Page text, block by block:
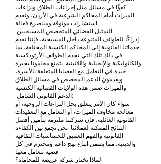
كفؤًا في مسائل مثل إجراءات الطلاق ونزاعات
الميراث أمام المحاكم الشرعية في الأردن، ونقدم
استشارات موثوقة ومناصرة فعالة
:التمثيل القضائي المتخصص للمسيحيين
إدراكًا للطوائف المتنوعة داخل المسيحية، فإننا نقدم
خدماتنا القانونية إلى المحاكم الكنسية المختلفة، بما
في ذلك تلك التي تخدم الطوائف الأرثوذكسية
والكاثوليكية والإنجيلية واللاتينية. يتمتع محامونا بخبرة
جيدة في التعامل مع القضايا المتعلقة بالأسرة،
ويقدمون الدعم المخصص في مسائل الطلاق
والميراث ضمن هذه الولايات القضائية الكنسية
:الدعم القانوني الشامل:
سواء كان الأمر يتعلق بحل النزاعات الزوجية، أو
معالجة مخاوف الميراث، أو التعامل مع التعقيدات
القانونية العائلية، فإن شركتنا ملتزمة بتأمين أفضل
النتائج الممكنة لعملائنا. نحن نجمع بين الكفاءة
القانونية والفهم العميق للحساسيات الثقافية
والدينية، مما يضمن اتباع نهج داعم ومحترم في كل
قضية نتعامل معها
لماذا تختار شركة عريضة للمحاماة؟